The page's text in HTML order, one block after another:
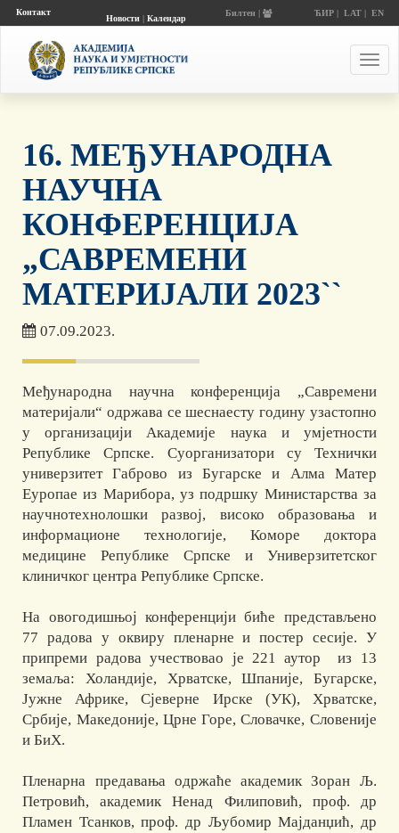
Контакт
Новости| Календар
Билтен | ЋИР| LAT| EN
16. МЕЂУНАРОДНА
НАУЧНА
КОНФЕРЕНЦИЈА
„САВРЕМЕНИ
МАТЕРИЈАЛИ 2023``
07.09.2023.
Међународна научна конференција „Савремени
материјали“ одржава се шеснаесту годину узастопно
у организацији Академије наука и умјетности
Републике Српске. Суорганизатори су Технички
универзитет Габрово из Бугарске и Алма Матер
Еуропае из Марибора, уз подршку Министарства за
научнотехнолошки развој, високо образовања и
информационе технологије, Коморе доктора
медицине Републике Српске и Универзитетског
клиничког центра Републике Српске.
На овогодишњој конференцији биће представљено
77 радова у оквиру пленарне и постер сесије. У
припреми радова учествовао је 221 аутор из 13
земаља: Холандије, Хрватске, Шпаније, Бугарске,
Јужне Африке, Сјеверне Ирске (УК), Хрватске,
Србије, Македоније, Црне Горе, Словачке, Словеније
и БиХ.
Пленарна предавања одржаће академик Зоран Љ.
Петровић, академик Ненад Филиповић, проф. др
Пламен Тсанков, проф. др Љубомир Мајданџић, др